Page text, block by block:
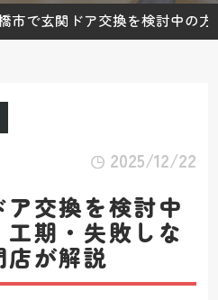
市で玄関ドア交換を検討中の
2025/12/22
交換を検討中
期・失敗しな
店が解説